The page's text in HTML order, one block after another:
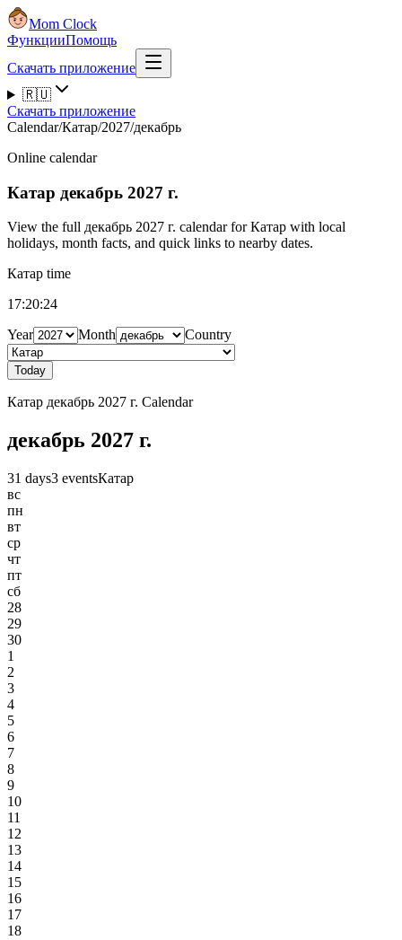
Mom Clock
ФункцииПомощь
Скачать приложение
🇷🇺
Скачать приложение
Calendar/Катар/2027/декабрь
Online calendar
Катар декабрь 2027 г.
View the full декабрь 2027 г. calendar for Катар with local
holidays, month facts, and quick links to nearby dates.
Катар time
17:20:25
Year
Month Country
Today
Катар декабрь 2027 г. Calendar
декабрь 2027 г.
31 days3 eventsКатар
вс
пн
вт
ср
чт
пт
сб
28
29
30
1
2
3
4
5
6
7
8
9
10
11
12
13
14
15
16
17
18